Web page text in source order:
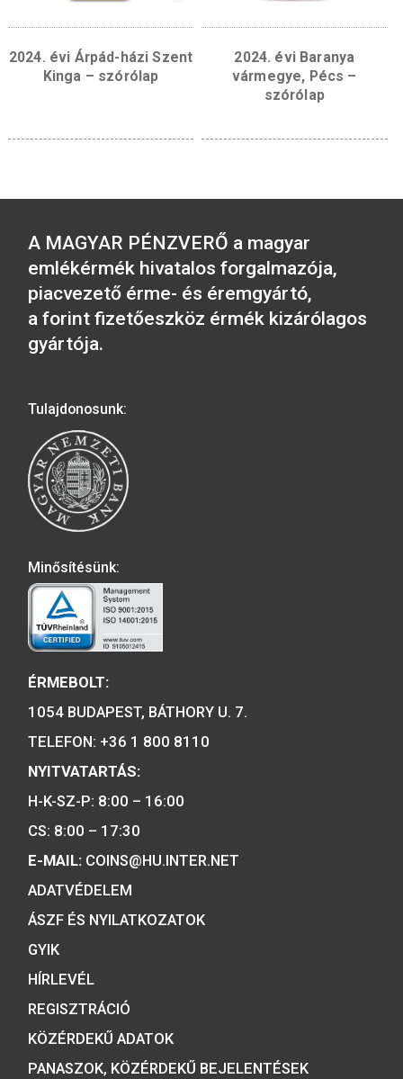
megjelenítése, valamint a forgalom elemzése érdekében sütiket (cookie)
használunk. A "RENDBEN" gombra kattintva hozzájárulhat a sütik
2024. évi Árpád-házi Szent
Kinga – szórólap
2024. évi Baranya
vármegye, Pécs
A MAGYAR PÉNZVERŐ a magyar
piacvezető érme- és éremgyártó,
a forint fizetőeszköz érmék
gyártója.
Tulajdonosunk:
Minősítésünk:
ÉRMEBOLT:
1054 BUDAPEST, BÁTHORY U. 7.